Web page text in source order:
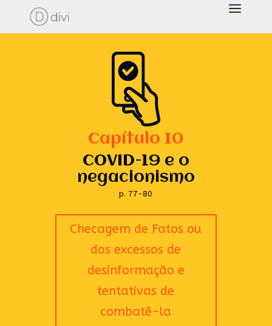
Capítulo 10
COVID-19 e o
negacionismo
p. 77-80
Checagem de Fatos ou
dos excessos de
desinformação e
tentativas de
combatê-la